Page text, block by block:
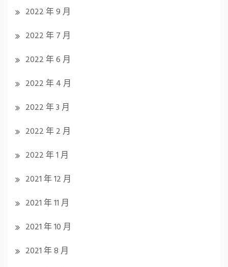
2022 年 9 月
2022 年 7 月
2022 年 6 月
2022 年 4 月
2022 年 3 月
2022 年 2 月
2022 年 1 月
2021 年 12 月
2021 年 11 月
2021 年 10 月
2021 年 8 月